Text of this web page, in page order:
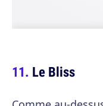
Le Bliss